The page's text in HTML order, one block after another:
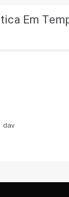
Em
dav